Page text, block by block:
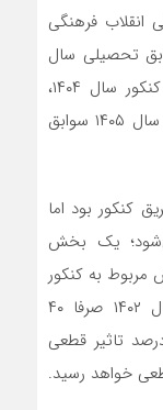
انقلاب فرهنگی
و ۱۴۰۳ فقط سوابق تحصیلی سال
دوازدهم با تاثیر قطعی خواهد بود و در کنکور سال ۱۴۰۴،
سال یازدهم نیز اضافه می‌شود و در کنکور سال ۱۴۰۵ سوابق
کنکور بود اما
یک بخش
به کنکور
است. تاثیر قطعی سوابق تحصیلی درسال ۱۴۰۲ صرفا ۴۰
خواهد بود و در سال ۱۴۰۳ به ۵۰ درصد تاثیر قطعی